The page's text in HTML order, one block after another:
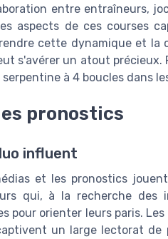
entre entraîneurs,
aspects de ces courses
cette dynamique et la
s'avérer un atout
à 4 boucles dans
pronostics
influent
et les pronostics
qui, à la recherche des
pour orienter leurs paris.
un large lectorat de